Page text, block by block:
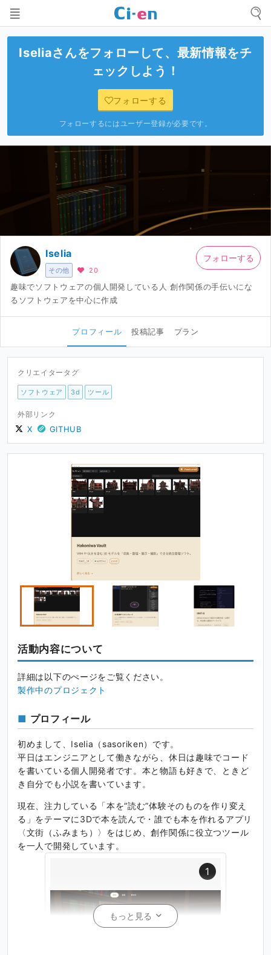
Iseliaさんをフォローして、最新情報をチ
ェックしよう！
フォローする
フォローするにはユーザー登録が必要です。
その他
Iselia
20
趣味でソフトウェアの個人開発している人 創作関係の手伝いにな
るソフトウェアを中心に作成
フォローする
プロフィール 投稿記事 プラン
クリエイタータグ
ソフトウェア 3d ツール
外部リンク
X GITHUB
活動内容について
詳細は以下のぺージをご覧ください。
製作中のプロジェクト
プロフィール
初めまして、Iselia（sasoriken）です。
平日はエンジニアとして働きながら、休日は趣味でコード
を書いている個人開発者です。本と物語も好きで、ときど
き自分でも小説を書いています。
現在、注力している「本を“読む”体験そのものを作り変え
る」をテーマに3Dで本を読んで・誰でも本を作れるアプリ
〈文街（ふみまち）〉をはじめ、創作関係に役立つツール
を一人で開発しています。
1
もっと見る